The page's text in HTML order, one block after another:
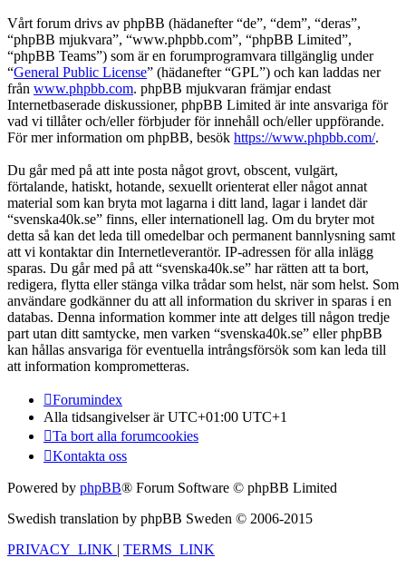
Vårt forum drivs av phpBB (hädanefter “de”, “dem”, “deras”,
“phpBB mjukvara”, “www.phpbb.com”, “phpBB Limited”,
“phpBB Teams”) som är en forumprogramvara tillgänglig under
“General Public License” (hädanefter “GPL”) och kan laddas ner
från www.phpbb.com. phpBB mjukvaran främjar endast
Internetbaserade diskussioner, phpBB Limited är inte ansvariga för
vad vi tillåter och/eller förbjuder för innehåll och/eller uppförande.
För mer information om phpBB, besök https://www.phpbb.com/.
Du går med på att inte posta något grovt, obscent, vulgärt,
förtalande, hatiskt, hotande, sexuellt orienterat eller något annat
material som kan bryta mot lagarna i ditt land, lagar i landet där
“svenska40k.se” finns, eller internationell lag. Om du bryter mot
detta så kan det leda till omedelbar och permanent bannlysning samt
att vi kontaktar din Internetleverantör. IP-adressen för alla inlägg
sparas. Du går med på att “svenska40k.se” har rätten att ta bort,
redigera, flytta eller stänga vilka trådar som helst, när som helst. Som
användare godkänner du att all information du skriver in sparas i en
databas. Denna information kommer inte att delges till någon tredje
part utan ditt samtycke, men varken “svenska40k.se” eller phpBB
kan hållas ansvariga för eventuella intrångsförsök som kan leda till
att information komprometteras.
Forumindex
Alla tidsangivelser är UTC+01:00 UTC+1
Ta bort alla forumcookies
Kontakta oss
Powered by phpBB® Forum Software © phpBB Limited
Swedish translation by phpBB Sweden © 2006-2015
PRIVACY_LINK | TERMS_LINK